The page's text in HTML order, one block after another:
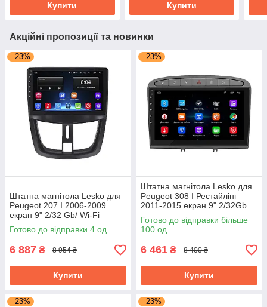
Купити Купити
Акційні пропозиції та новинки
–23%
Штатна магнітола Lesko для
Peugeot 207 I 2006-2009
екран 9" 2/32 Gb/ Wi-Fi
Optima GPS Android Пожо
Готово до відправки 4 од.
6 887 ₴ 8 954 ₴
Купити
–23%
Штатна магнітола Lesko для
Peugeot 308 I Рестайлінг
2011-2015 екран 9" 2/32Gb
Grey/Wi-Fi Optima GPS
Android
Готово до відправки більше
100 од.
6 461 ₴ 8 400 ₴
Купити
–23% –23%